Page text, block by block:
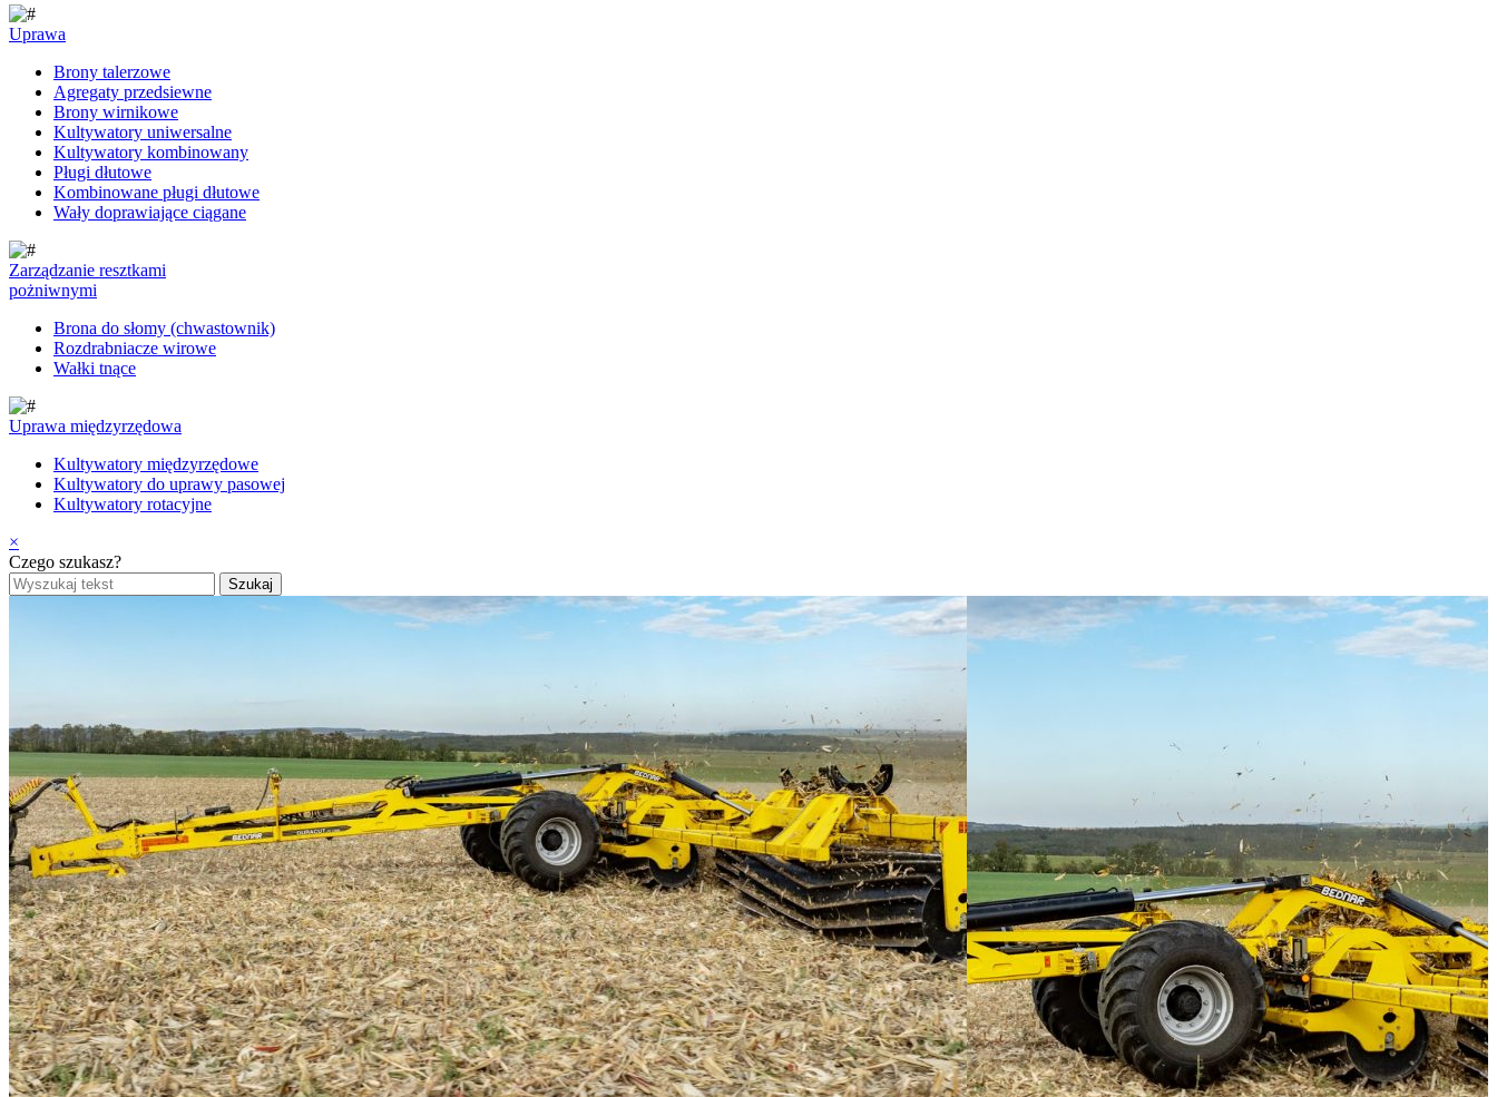
Uprawa
Brony talerzowe
Agregaty przedsiewne
Brony wirnikowe
Kultywatory uniwersalne
Kultywatory kombinowany
Pługi dłutowe
Kombinowane pługi dłutowe
Wały doprawiające ciągane
Zarządzanie resztkami
pożniwnymi
Brona do słomy (chwastownik)
Rozdrabniacze wirowe
Wałki tnące
Uprawa międzyrzędowa
Kultywatory międzyrzędowe
Kultywatory do uprawy pasowej
Kultywatory rotacyjne
×
Czego szukasz?